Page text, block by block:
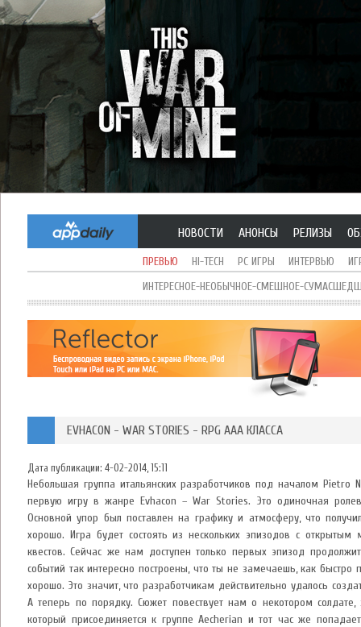
НОВОСТИ АНОНСЫ РЕЛИЗЫ
ПРЕВЬЮ HI-TECH PC ИГРЫ ИНТЕРВЬЮ
ИНТЕРЕСНОЕ-НЕОБЫЧНОЕ-СМЕШНОЕ-
EVHACON - WAR STORIES - RPG AAA КЛАССА
Дата публикации: 4-02-2014, 15:11
Небольшая группа итальянских разработчиков под началом Pietro
первую игру в жанре Evhacon – War Stories. Это одиночная
Основной упор был поставлен на графику и атмосферу, что
хорошо. Игра будет состоять из нескольких эпизодов с
квестов. Сейчас же нам доступен только первых эпизод
событий так интересно построены, что ты не замечаешь, как быстро
хорошо. Это значит, что разработчикам действительно удалось
А теперь по порядку. Сюжет повествует нам о некотором солдате,
который присоединяется к группе Aecherian и тот час же